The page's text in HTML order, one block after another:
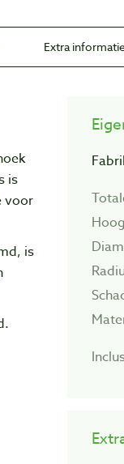
Extra
is
voor
is